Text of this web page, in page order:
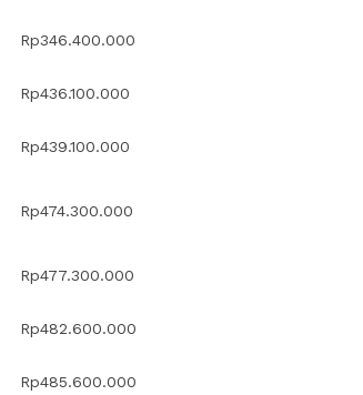
Rp346.400.000
Rp436.100.000
Rp439.100.000
Rp474.300.000
Rp477.300.000
Rp482.600.000
Rp485.600.000